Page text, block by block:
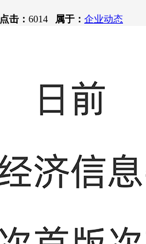
点击： 6014 属于： 企业动态